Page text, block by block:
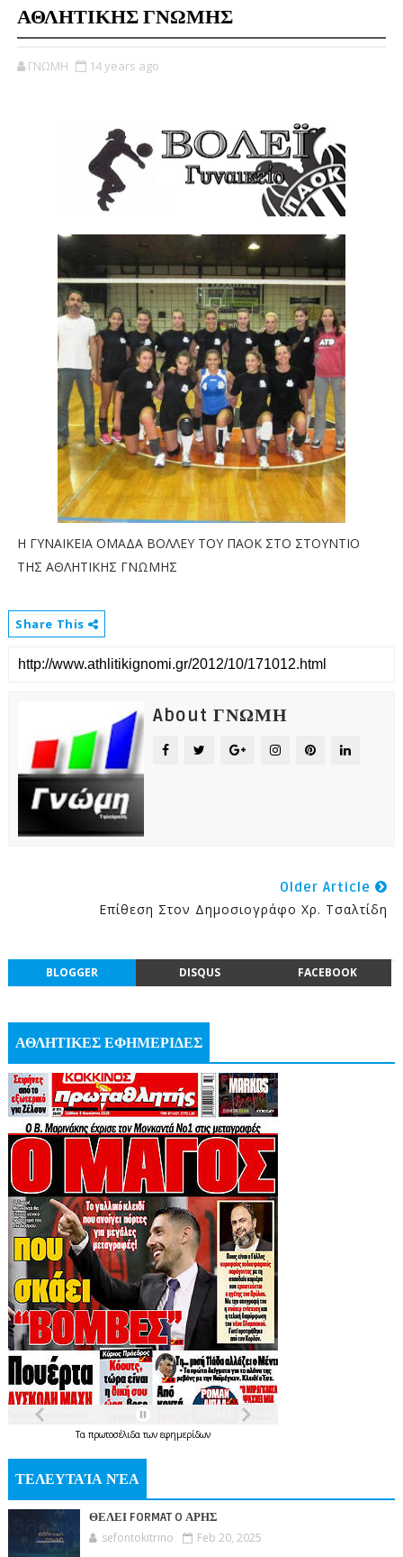
ΑΘΛΗΤΙΚΗΣ ΓΝΩΜΗΣ
ΓΝΩΜΗ 14 years ago
Η ΓΥΝΑΙΚΕΙΑ ΟΜΑΔΑ ΒΟΛΛΕΥ ΤΟΥ ΠΑΟΚ ΣΤΟ ΣΤΟΥΝΤΙΟ
ΤΗΣ ΑΘΛΗΤΙΚΗΣ ΓΝΩΜΗΣ
Share This
About ΓΝΩΜΗ
Older Article
Επίθεση Στον Δημοσιογράφο Χρ. Τσαλτίδη
BLOGGER DISQUS FACEBOOK
ΑΘΛΗΤΙΚΕΣ ΕΦΗΜΕΡΙΔΕΣ
Τα πρωτοσέλιδατων εφημερίδων
ΤΕΛΕΥΤΑΊΑ ΝΈΑ
ΘΕΛΕΙ FORMAT O ΑΡΗΣ
sefontokitrino Feb 20, 2025